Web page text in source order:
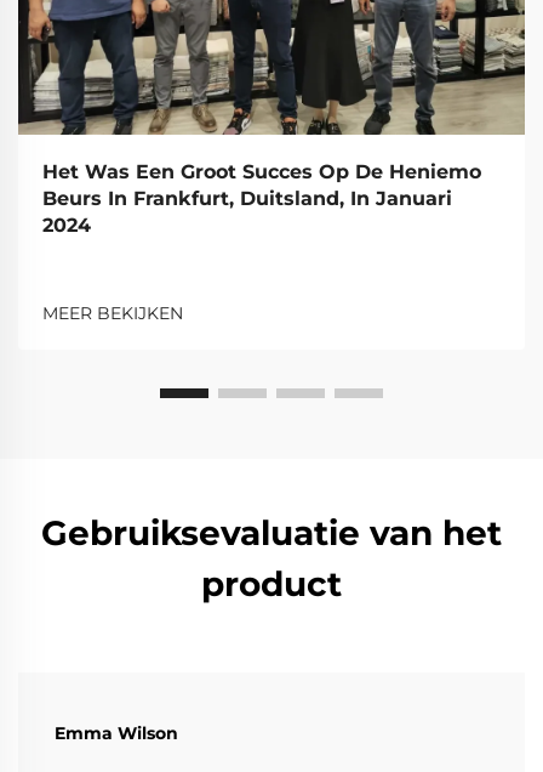
Het Was Een Groot Succes Op De Heniemo
Beurs In Frankfurt, Duitsland, In Januari
2024
MEER BEKIJKEN
Gebruiksevaluatie van het
product
Emma Wilson